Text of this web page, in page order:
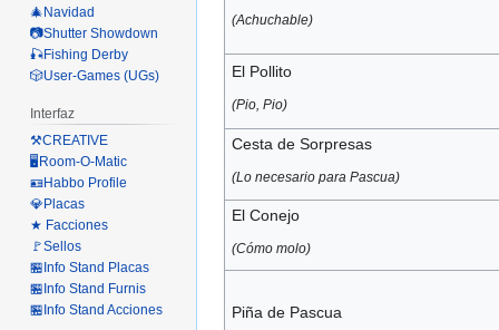
(Achuchable)
El Pollito
(Pio, Pio)
Cesta de Sorpresas
(Lo necesario para Pascua)
El Conejo
(Cómo molo)
Piña de Pascua
🎄Navidad
📷Shutter Showdown
🎣Fishing Derby
🎲User-Games (UGs)
Interfaz
⚒️CREATIVE
🖥️Room-O-Matic
🪪Habbo Profile
💎Placas
★ Facciones
🚩Sellos
🏪Info Stand Placas
🏪Info Stand Furnis
🏪Info Stand Acciones